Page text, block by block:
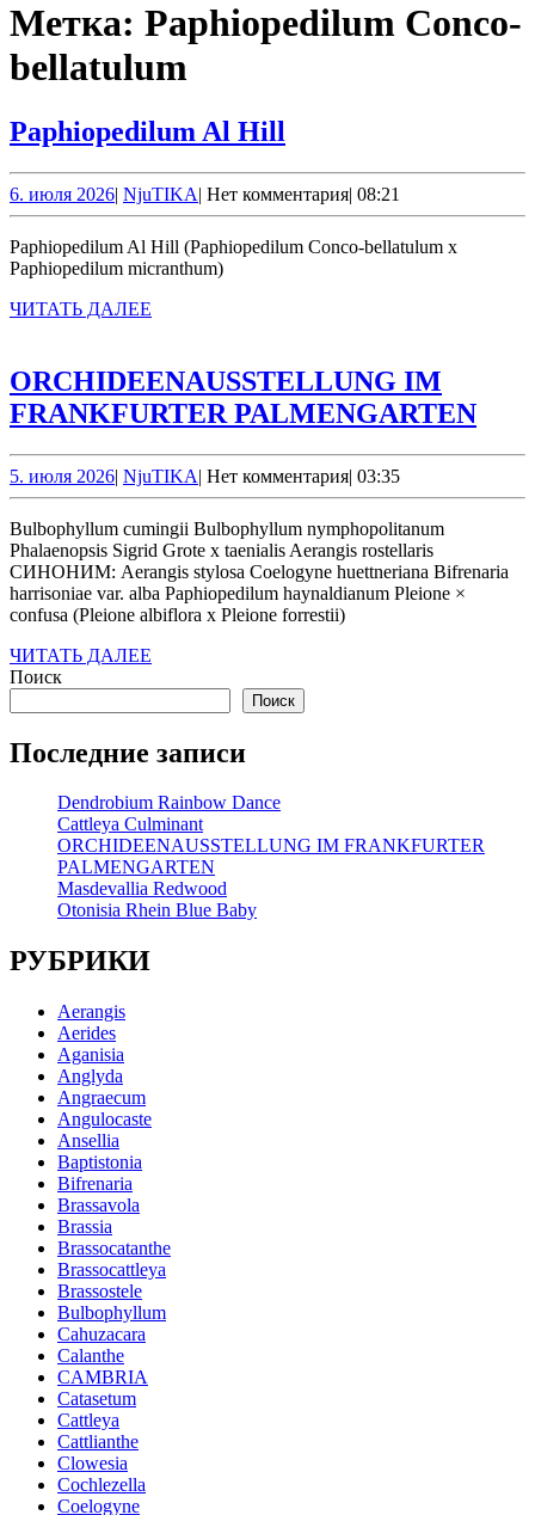
Метка: Paphiopedilum Conco-
bellatulum
Paphiopedilum Al Hill
Hill
6. июля 20266.
июля
2026
| NjuTIKANjuTIKA
| Нет комментария| 08:21
Paphiopedilum Al Hill (Paphiopedilum Conco-bellatulum x
Paphiopedilum micranthum)
ЧИТАТЬ ДАЛЕЕ
ORCHIDEENAUSSTELLUNG IM
FRANKFURTER PALMENGARTEN
5. июля 20265.
июля
| NjuTIKANjuTIKA
| Нет комментария| 03:35
Bulbophyllum cumingii Bulbophyllum nymphopolitanum
Phalaenopsis Sigrid Grote x taenialis Aerangis rostellaris
СИНОНИМ: Aerangis stylosa Coelogyne huettneriana Bifrenaria
harrisoniae var. alba Paphiopedilum haynaldianum Pleione ×
confusa (Pleione albiflora x Pleione forrestii)
ЧИТАТЬ ДАЛЕЕ
Поиск
Поиск
Последние записи
Dendrobium Rainbow Dance
Cattleya Culminant
ORCHIDEENAUSSTELLUNG IM FRANKFURTER
PALMENGARTEN
Masdevallia Redwood
Otonisia Rhein Blue Baby
РУБРИКИ
Aerangis
Aerides
Aganisia
Anglyda
Angraecum
Angulocaste
Ansellia
Baptistonia
Bifrenaria
Brassavola
Brassia
Brassocatanthe
Brassocattleya
Brassostele
Bulbophyllum
Cahuzacara
Calanthe
CAMBRIA
Catasetum
Cattleya
Cattlianthe
Clowesia
Cochlezella
Coelogyne